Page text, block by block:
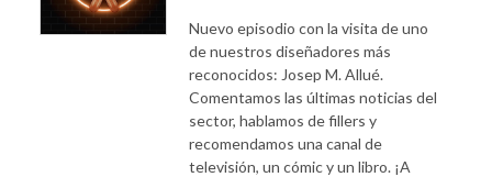
Nuevo episodio con la visita de uno
de nuestros diseñadores más
reconocidos: Josep M. Allué.
Comentamos las últimas noticias del
sector, hablamos de fillers y
recomendamos una canal de
televisión, un cómic y un libro. ¡A